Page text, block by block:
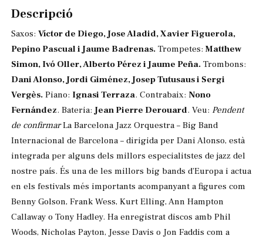
Descripció
Saxos: Víctor de Diego, Jose Aladid, Xavier Figuerola,
Pepino Pascual i Jaume Badrenas. Trompetes: Matthew
Simon, Ivó Oller, Alberto Pérez i Jaume Peña. Trombons:
Dani Alonso, Jordi Giménez, Josep Tutusaus i Sergi
Vergès. Piano: Ignasi Terraza. Contrabaix: Nono
Fernández. Bateria:Jean Pierre Derouard. Veu: Pendent
de confirmarLa Barcelona Jazz Orquestra – Big Band
Internacional de Barcelona – dirigida per Dani Alonso, està
integrada per alguns dels millors especialitstes de jazz del
nostre país. És una de les millors big bands d’Europa i actua
en els festivals més importants acompanyant a figures com
Benny Golson, Frank Wess, Kurt Elling, Ann Hampton
Callaway o Tony Hadley. Ha enregistrat discos amb Phil
Woods, Nicholas Payton, Jesse Davis o Jon Faddis com a